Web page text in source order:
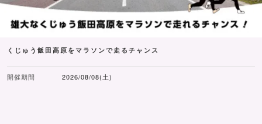
くじゅう飯田高原をマラソンで走るチャンス
開催期間 2026/08/08(土)